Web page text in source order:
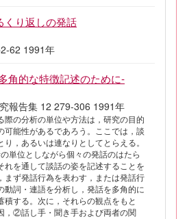
くり返しの発話
62 1991年
角的な特徴記述のために-
報告集 12 279-306 1991年
際の分析の単位や方法は，研究の目的
可能性があるであろう。ここでは，談
，あるいは連なりとしてとらえる。
単位としながら個々の発話のはたら
れを通して談話の姿を記述することを
まず発話行為を表わす，または発話行
動詞・連語を分析し，発話を多角的に
積する。次に，それらの観点をもと
，②話し手・聞き手および両者の関